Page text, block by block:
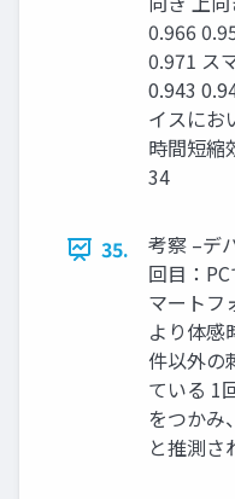
0.966
0.971 ス
0.943
イスにお
時間短縮
34
35.
考察 –デ
回目：
マートフ
より体感
件以外の
ている 1
をつかみ
と推測さ